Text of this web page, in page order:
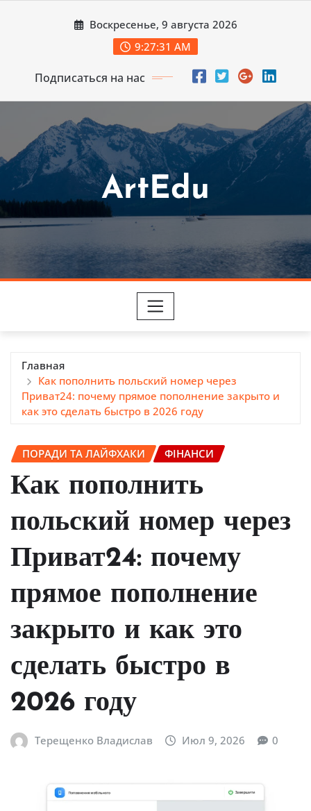
Воскресенье, 9 августа 2026
9:27:32 AM
Подписаться на нас
ArtEdu
Главная
Как пополнить польский номер через
Приват24: почему прямое пополнение закрыто и
как это сделать быстро в 2026 году
ПОРАДИ ТА ЛАЙФХАКИ ФІНАНСИ
Как пополнить
польский номер через
Приват24: почему
прямое пополнение
закрыто и как это
сделать быстро в
2026 году
Терещенко Владислав Июл 9, 2026 0